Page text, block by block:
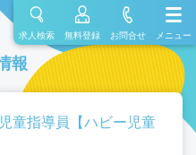
求人検索 無料登録 お問合せ メニュー
報
童指導員【ハビー児童